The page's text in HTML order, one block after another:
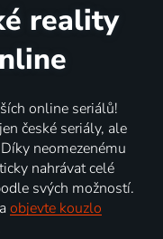
reality
online seriálů!
české seriály, ale
neomezenému
nahrávat celé
svých možností.
objevte kouzlo